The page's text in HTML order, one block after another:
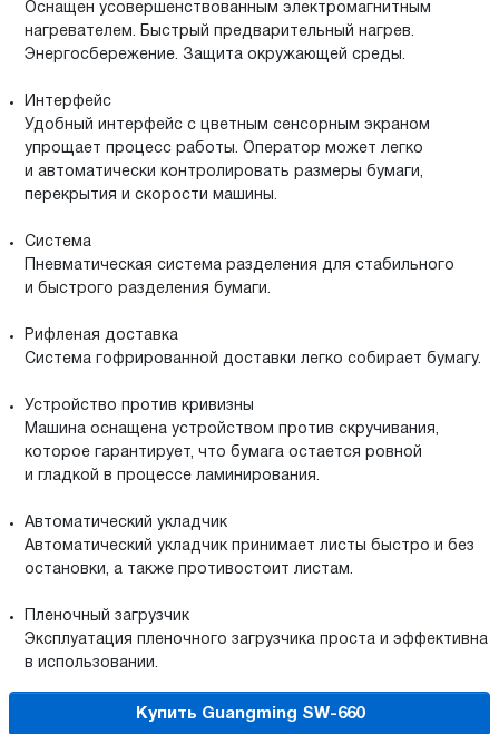
Оснащен усовершенствованным электромагнитным
нагревателем. Быстрый предварительный нагрев.
Энергосбережение. Защита окружающей среды.
Интерфейс
Удобный интерфейс с цветным сенсорным экраном
упрощает процесс работы. Оператор может легко
и автоматически контролировать размеры бумаги,
перекрытия и скорости машины.
Система
Пневматическая система разделения для стабильного
и быстрого разделения бумаги.
Рифленая доставка
Система гофрированной доставки легко собирает бумагу.
Устройство против кривизны
Машина оснащена устройством против скручивания,
которое гарантирует, что бумага остается ровной
и гладкой в ​​процессе ламинирования.
Автоматический укладчик
Автоматический укладчик принимает листы быстро и без
остановки, а также противостоит листам.
Пленочный загрузчик
Эксплуатация пленочного загрузчика проста и эффективна
в использовании.
Купить Guangming SW-660